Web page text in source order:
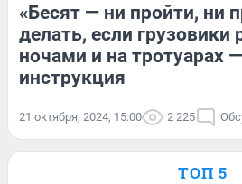
«Бесят — ни пройти, ни
делать, если грузовики
ночами и на тротуарах
инструкция
21 октября, 2024, 15:00 2 225
ТОП 5